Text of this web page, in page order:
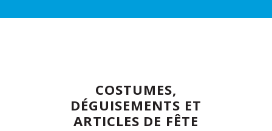
COSTUMES,
DÉGUISEMENTS ET
ARTICLES DE FÊTE